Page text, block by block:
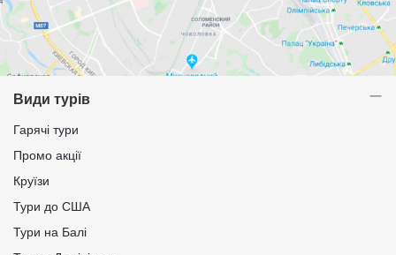
Види турів
Гарячі тури
Промо акції
Круїзи
Тури до США
Тури на Балі